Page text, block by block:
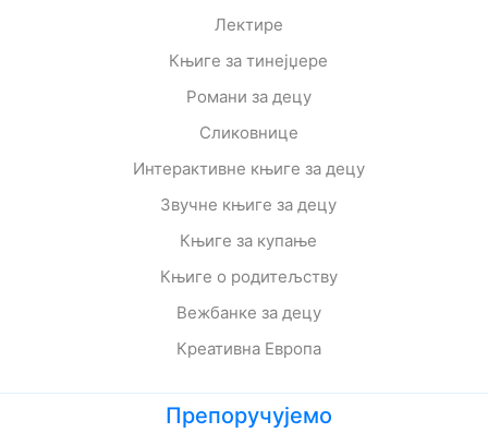
Лектире
Књиге за тинејџере
Романи за децу
Сликовнице
Интерактивне књиге за децу
Звучне књиге за децу
Књиге за купање
Књиге о родитељству
Вежбанке за децу
Креативна Европа
Препоручујемо